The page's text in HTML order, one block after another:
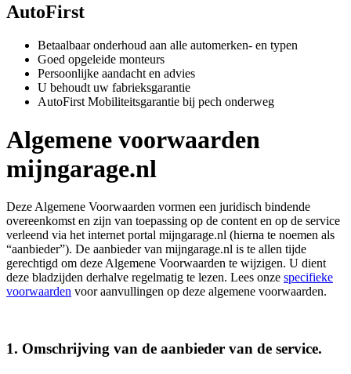
AutoFirst
Betaalbaar onderhoud aan alle automerken- en typen
Goed opgeleide monteurs
Persoonlijke aandacht en advies
U behoudt uw fabrieksgarantie
AutoFirst Mobiliteitsgarantie bij pech onderweg
Algemene voorwaarden
mijngarage.nl
Deze Algemene Voorwaarden vormen een juridisch bindende
overeenkomst en zijn van toepassing op de content en op de service
verleend via het internet portal mijngarage.nl (hierna te noemen als
“aanbieder”). De aanbieder van mijngarage.nl is te allen tijde
gerechtigd om deze Algemene Voorwaarden te wijzigen. U dient
deze bladzijden derhalve regelmatig te lezen. Lees onze specifieke
voorwaarden voor aanvullingen op deze algemene voorwaarden.
1. Omschrijving van de aanbieder van de service.